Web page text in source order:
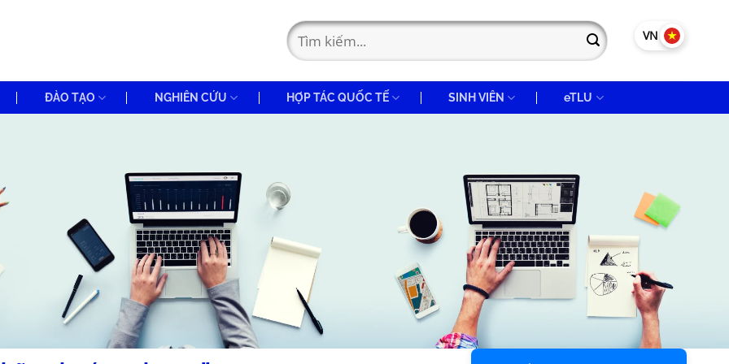
VN EN
ĐÀO TẠO NGHIÊN CỨU HỢP TÁC QUỐC TẾ SINH VIÊN eTLU